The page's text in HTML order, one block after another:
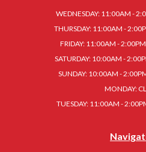
WEDNESDAY: 11:00AM -
THURSDAY: 11:00AM -
FRIDAY: 11:00AM -
SATURDAY: 10:00AM -
SUNDAY: 10:00AM -
MONDAY:
TUESDAY: 11:00AM -